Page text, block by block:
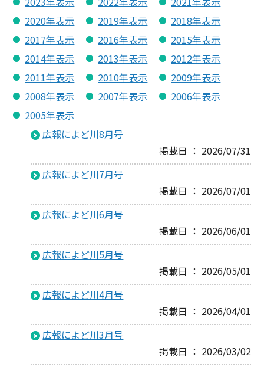
2020年表示
2019年表示
2018年表示
2017年表示
2016年表示
2015年表示
2014年表示
2013年表示
2012年表示
2011年表示
2010年表示
2009年表示
2008年表示
2007年表示
2006年表示
2005年表示
広報によど川8月号
掲載日 ： 2026/07/31
広報によど川7月号
掲載日 ： 2026/07/01
広報によど川6月号
掲載日 ： 2026/06/01
広報によど川5月号
掲載日 ： 2026/05/01
広報によど川4月号
掲載日 ： 2026/04/01
広報によど川3月号
掲載日 ： 2026/03/02